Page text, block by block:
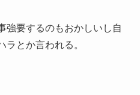
強要するのもおかしいし自
ラとか言われる。